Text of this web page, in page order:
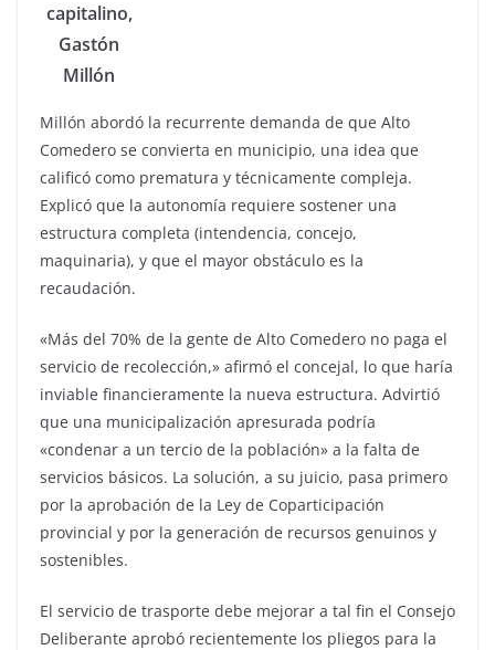
capitalino,
Gastón
Millón
Millón abordó la recurrente demanda de que Alto
Comedero se convierta en municipio, una idea que
calificó como prematura y técnicamente compleja.
Explicó que la autonomía requiere sostener una
estructura completa (intendencia, concejo,
maquinaria), y que el mayor obstáculo es la
recaudación.
«Más del 70% de la gente de Alto Comedero no paga el
servicio de recolección,» afirmó el concejal, lo que haría
inviable financieramente la nueva estructura. Advirtió
que una municipalización apresurada podría
«condenar a un tercio de la población» a la falta de
servicios básicos. La solución, a su juicio, pasa primero
por la aprobación de la Ley de Coparticipación
provincial y por la generación de recursos genuinos y
sostenibles.
El servicio de trasporte debe mejorar a tal fin el Consejo
Deliberante aprobó recientemente los pliegos para la